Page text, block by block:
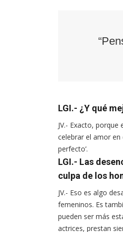
LGI.- ¿Y qué
JV.- Exacto,
celebrar el amor en
perfecto’.
LGI.- Las
culpa de los
JV.- Eso es algo
femeninos. Es
pueden ser más
actrices, prestan